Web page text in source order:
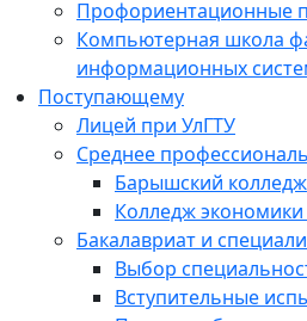
Профориентационные
Компьютерная школа
информационных
Поступающему
Лицей при УлГТУ
Среднее
Барышский колледж
Колледж
Бакалавриат и
Выбор
Вступительные